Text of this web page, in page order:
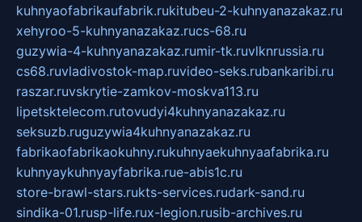
kuhnyaofabrikaufabrik.rukitubeu-2-kuhnyanazakaz.ru
xehyroo-5-kuhnyanazakaz.rucs-68.ru
guzywia-4-kuhnyanazakaz.rumir-tk.ruvlknrussia.ru
cs68.ruvladivostok-map.ruvideo-seks.rubankaribi.ru
raszar.ruvskrytie-zamkov-moskva113.ru
lipetsktelecom.rutovudyi4kuhnyanazakaz.ru
seksuzb.ruguzywia4kuhnyanazakaz.ru
fabrikaofabrikaokuhny.rukuhnyaekuhnyaafabrika.ru
kuhnyaykuhnyayfabrika.rue-abis1c.ru
store-brawl-stars.rukts-services.rudark-sand.ru
sindika-01.rusp-life.rux-legion.rusib-archives.ru